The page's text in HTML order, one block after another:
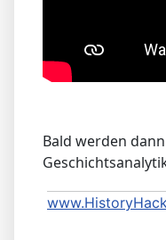
Bald werden